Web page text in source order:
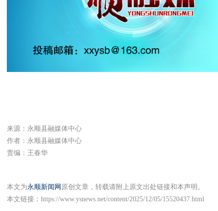
来源：永顺县融媒体中心
作者：永顺县融媒体中心
责编：王春华
本文为永顺新闻网 原创文章，转载请附上原文出处链接和本声明。
本文链接： https://www.ysnews.net/content/2025/12/05/15520437.html